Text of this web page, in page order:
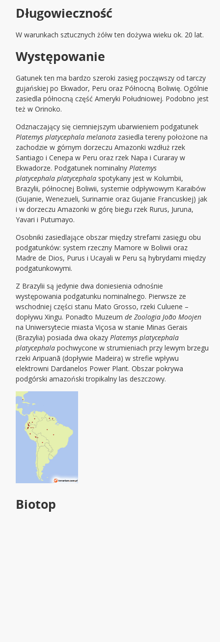
Długowieczność
W warunkach sztucznych żółw ten dożywa wieku ok. 20 lat.
Występowanie
Gatunek ten ma bardzo szeroki zasięg począwszy od tarczy
gujańskiej po Ekwador, Peru oraz Północną Boliwię. Ogólnie
zasiedla północną część Ameryki Południowej. Podobno jest
też w Orinoko.
Odznaczający się ciemniejszym ubarwieniem podgatunek
Platemys platycephala melanota zasiedla tereny położone na
zachodzie w górnym dorzeczu Amazonki wzdłuż rzek
Santiago i Cenepa w Peru oraz rzek Napa i Curaray w
Ekwadorze. Podgatunek nominalnyPlatemys
platycephala platycephala spotykany jest w Kolumbii,
Brazylii, północnej Boliwii, systemie odpływowym Karaibów
(Gujanie, Wenezueli, Surinamie oraz Gujanie Francuskiej) jak
i w dorzeczu Amazonki w górę biegu rzek Rurus, Juruna,
Yavari i Putumayo.
Osobniki zasiedlające obszar między strefami zasięgu obu
podgatunków: system rzeczny Mamore w Boliwii oraz
Madre de Dios, Purus i Ucayali w Peru są hybrydami między
podgatunkowymi.
Z Brazylii są jedynie dwa doniesienia odnośnie
występowania podgatunku nominalnego. Pierwsze ze
wschodniej części stanu Mato Grosso, rzeki Culuene –
dopływu Xingu. Ponadto Muzeumde Zoologia João Moojen
na Uniwersytecie miasta Viçosa w stanie Minas Gerais
(Brazylia) posiada dwa okazyPlatemys platycephala
platycephala pochwycone w strumieniach przy lewym brzegu
rzeki Aripuanã (dopływie Madeira) w strefie wpływu
elektrowni Dardanelos Power Plant. Obszar pokrywa
podgórski amazoński tropikalny las deszczowy.
Biotop